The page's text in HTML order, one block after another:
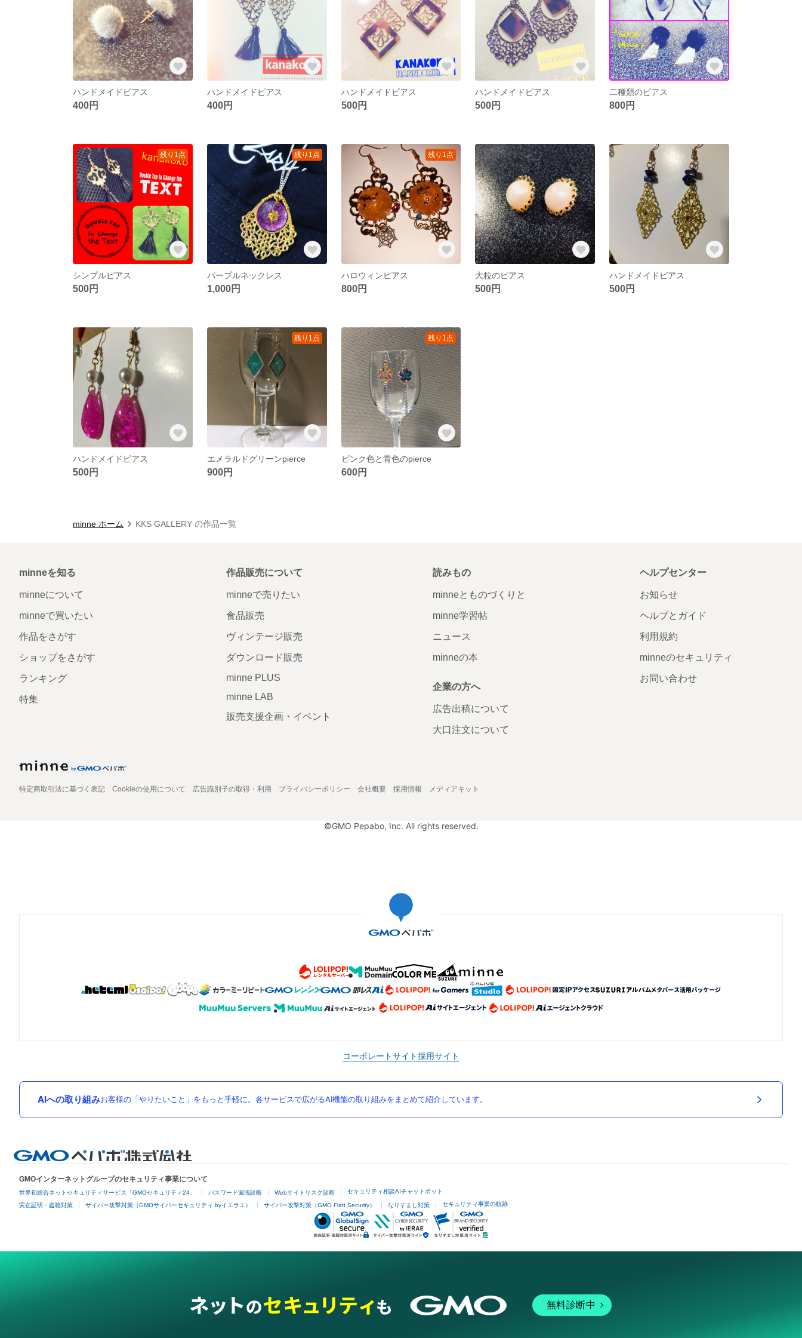
ハンドメイドピアス
400円
ハンドメイドピアス
400円
ハンドメイドピアス
500円
ハンドメイドピアス
500円
二種類のピアス
800円
残り1点
シンプルピアス
500円
残り1点
パープルネックレス
1,000円
残り1点
ハロウィンピアス
800円
大粒のピアス
500円
ハンドメイドピアス
500円
ハンドメイドピアス
500円
残り1点
エメラルドグリーンpierce
900円
残り1点
ピンク色と青色のpierce
600円
minne ホーム KKS GALLERY の作品一覧
minneを知る
minneについて
minneで買いたい
作品をさがす
ショップをさがす
ランキング
特集
作品販売について
minneで売りたい
食品販売
ヴィンテージ販売
ダウンロード販売
minne PLUS
minne LAB
販売支援企画・イベント
読みもの
minneとものづくりと
minne学習帖
ニュース
minneの本
企業の方へ
広告出稿について
大口注文について
ヘルプセンター
お知らせ
ヘルプとガイド
利用規約
minneのセキュリティ
お問い合わせ
特定商取引法に基づく表記 Cookieの使用について 広告識別子の取得・利用 プライバシーポリシー 会社概要 採用情報 メディアキット
©GMO Pepabo, Inc. All rights reserved.
コーポレートサイト採用サイト
AIへの取り組みお客様の「やりたいこと」をもっと手軽に。各サービスで広がるAI機能の取り組みをまとめて紹介しています。
GMOインターネットグループのセキュリティ事業について
世界初総合ネットセキュリティサービス「GMOセキュリティ24」 パスワード漏洩診断 Webサイトリスク診断 セキュリティ相談AIチャットボット
実在証明・盗聴対策 サイバー攻撃対策（GMOサイバーセキュリティ byイエラエ） サイバー攻撃対策（GMO Flatt Security） なりすまし対策 セキュリティ事業の軌跡
無料診断中